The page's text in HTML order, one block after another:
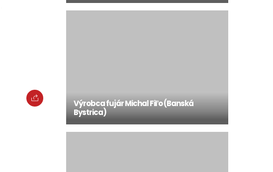
Výrobca fujár Michal Fiľo (Banská
Bystrica)